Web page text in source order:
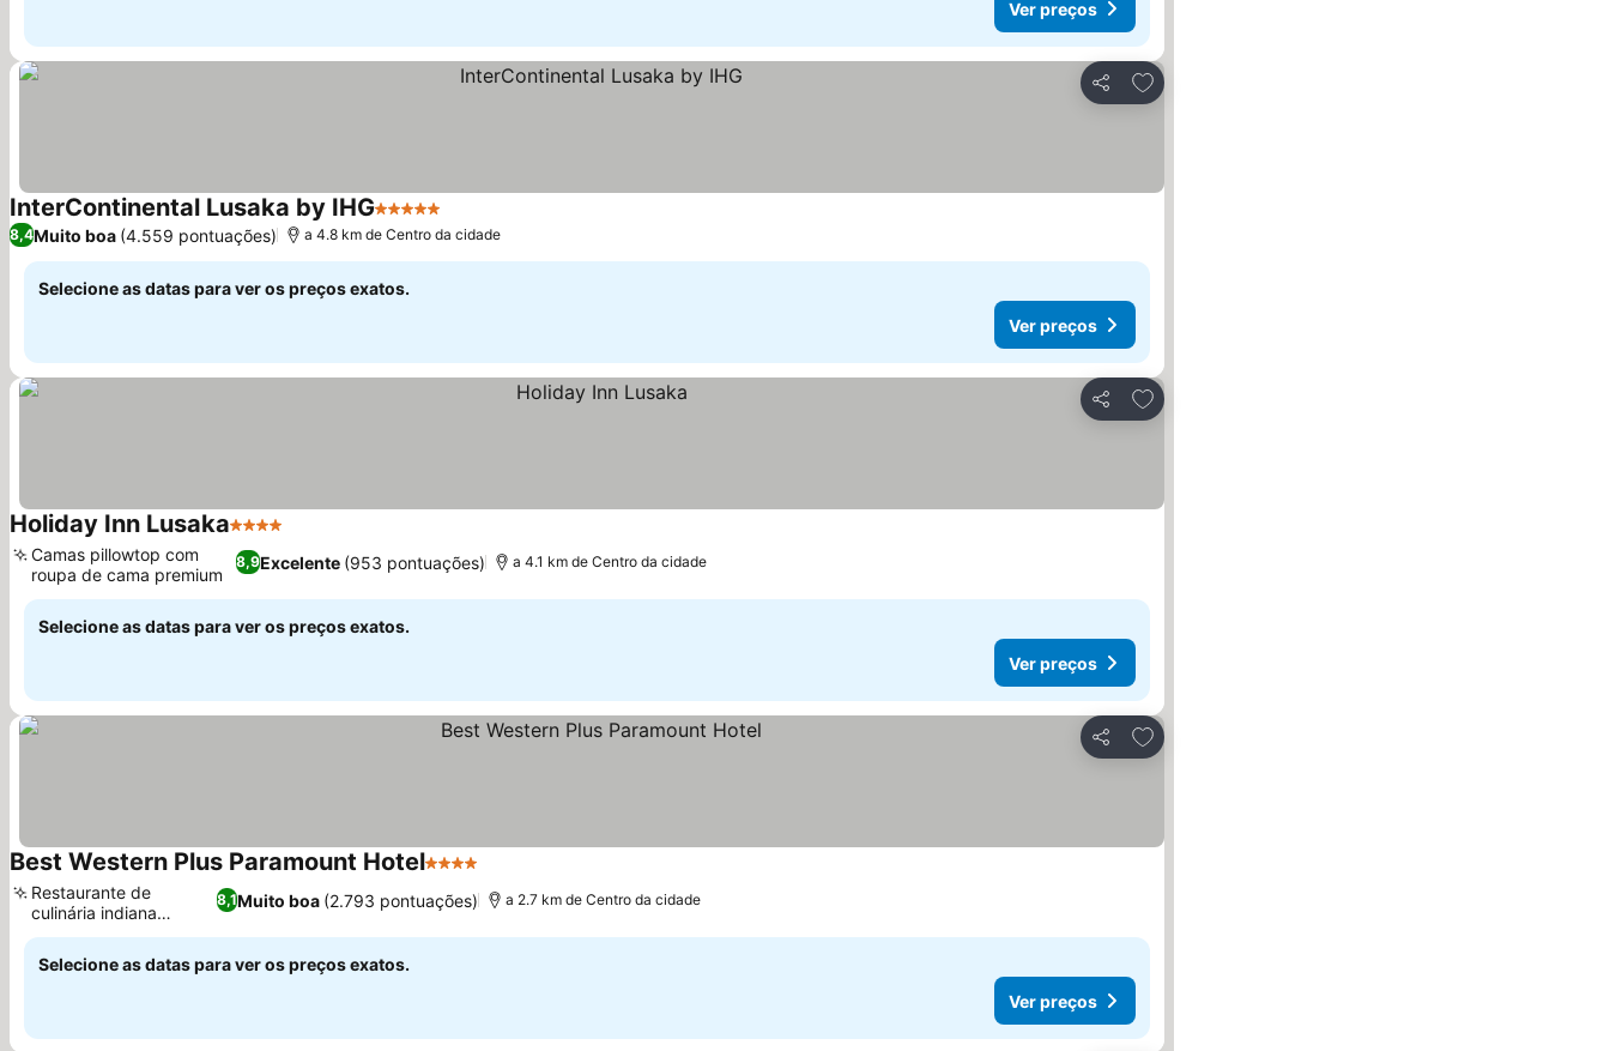
Ver preços
Partilhar
Adicionar aos favoritos
InterContinental Lusaka by IHG5 Estrelas
8,4Muito boa (4.559 pontuações) a 4.8 km de Centro da cidade
Selecione as datas para ver os preços exatos.
Ver preços
Partilhar
Adicionar aos favoritos
Holiday Inn Lusaka4 Estrelas
8,9Excelente (953 pontuações)
Camas pillowtop com
roupa de cama premium
a 4.1 km de Centro da cidade
Selecione as datas para ver os preços exatos.
Ver preços
Partilhar
Adicionar aos favoritos
Best Western Plus Paramount Hotel4 Estrelas
8,1Muito boa (2.793 pontuações)
Restaurante de
culinária indiana
autêntica
a 2.7 km de Centro da cidade
Selecione as datas para ver os preços exatos.
Ver preços